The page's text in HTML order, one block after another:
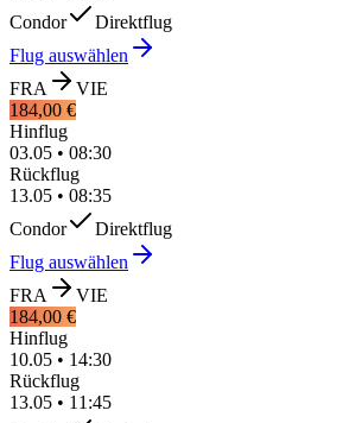
Condor
Direktflug
Flug auswählen
FRA
VIE
184,00 €
Hinflug
03.05 • 08:30
Rückflug
13.05 • 08:35
Condor
Direktflug
Flug auswählen
FRA
VIE
184,00 €
Hinflug
10.05 • 14:30
Rückflug
13.05 • 11:45